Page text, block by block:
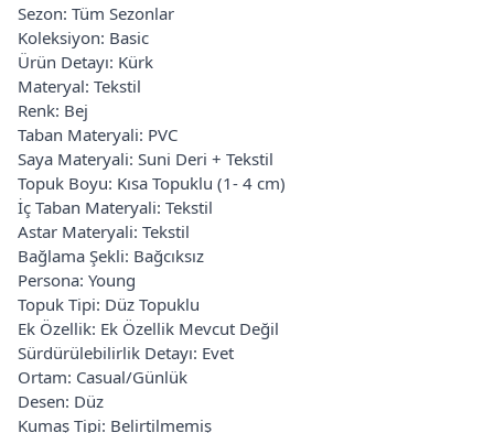
Sezon: Tüm Sezonlar
Koleksiyon: Basic
Ürün Detayı: Kürk
Materyal: Tekstil
Renk: Bej
Taban Materyali: PVC
Saya Materyali: Suni Deri + Tekstil
Topuk Boyu: Kısa Topuklu (1- 4 cm)
İç Taban Materyali: Tekstil
Astar Materyali: Tekstil
Bağlama Şekli: Bağcıksız
Persona: Young
Topuk Tipi: Düz Topuklu
Ek Özellik: Ek Özellik Mevcut Değil
Sürdürülebilirlik Detayı: Evet
Ortam: Casual/Günlük
Desen: Düz
Kumaş Tipi: Belirtilmemiş